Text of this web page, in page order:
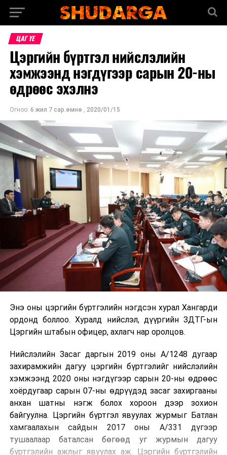
ЦАГ ҮЕ
Цэргийн бүртгэл нийслэлийн
хэмжээнд нэгдүгээр сарын 20-ны
өдрөөс эхэлнэ
Огноо: 6 жил 7 сар.өмнө , 2020/01/15
Энэ оны цэргийн бүртгэлийн нэгдсэн хурал Хангарди
ордонд боллоо. Хуралд нийслэл, дүүргийн ЗДТГ-ын
Цэргийн штабын офицер, ахлагч нар оролцов.
Нийслэлийн Засаг даргын 2019 оны А/1248 дугаар
захирамжийн дагуу цэргийн бүртгэлийг нийслэлийн
хэмжээнд 2020 оны нэгдүгээр сарын 20-ны өдрөөс
хоёрдугаар сарын 07-ны өдрүүдэд засаг захиргааны
анхан шатны нэгж болох хороон дээр зохион
байгуулна. Цэргийн бүртгэл явуулах журмыг Батлан
хамгаалахын сайдын 2017 оны А/331 дүгээр
тушаалаар баталсан бөгөөд уг журмын дагуу
бүртгэлийн ажлыг явуулах аж. Цэргийн бүртгэлийн